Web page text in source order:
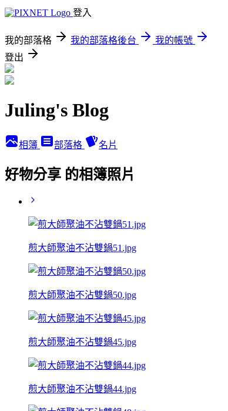
登入
我的部落格 我的部落格後台
我的帳號
登出
Juling's Blog
相簿 部落格 名片
好物分享 的相簿照片
煎大師聚油不沾雙鍋51.jpg
煎大師聚油不沾雙鍋50.jpg
煎大師聚油不沾雙鍋45.jpg
煎大師聚油不沾雙鍋44.jpg